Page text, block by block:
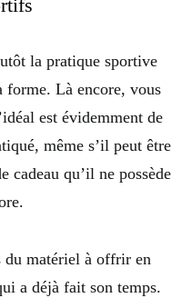
la pratique sportive
forme. Là encore, vous
est évidemment de
même s’il peut être
qu’il ne possède
matériel à offrir en
a déjà fait son temps.